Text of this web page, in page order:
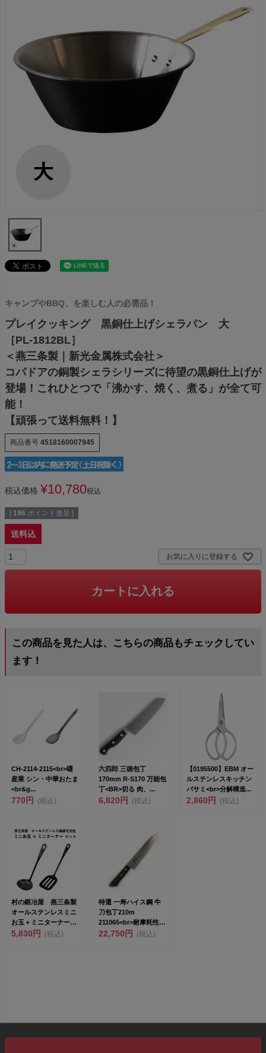
キャンプやBBQ、を楽しむ人の必需品！
プレイクッキング 黒銅仕上げシェラパン 大
［PL-1812BL］
＜燕三条製｜新光金属株式会社＞
コパドアの銅製シェラシリーズに待望の黒銅仕上げが
登場！これひとつで「沸かす、焼く、煮る」が全て可
能！
【頑張って送料無料！】
商品番号 4518160007945
税込価格 ¥10,780税込
[ 196 ポイント進呈 ]
送料込
お気に入りに登録する
カートに入れる
この商品を見た人は、こちらの商品もチェックしてい
ます！
CH-2114-2115<br>曙
産業 シン・中華おたま
<br&g...
770円 (税込)
六四郎 三徳包丁
170mm R-S170 万能包
丁<BR>切る 肉、...
6,820円 (税込)
【0195500】EBM オー
ルステンレスキッチン
バサミ<br>分解構造...
2,860円 (税込)
村の鍛冶屋 燕三条製
オールステンレスミニ
お玉＋ミニターナー調
理セット 黒酸化発色
5,830円 (税込)
特選 一寿ハイス鋼 牛
刀包丁210m
211065<br>耐摩耗性・
疲労...
22,750円 (税込)